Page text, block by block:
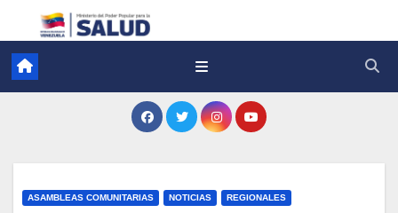
ASAMBLEAS COMUNITARIAS NOTICIAS REGIONALES